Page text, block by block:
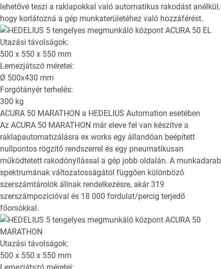
lehetővé teszi a raklapokkal való automatikus rakodást anélkül,
hogy korlátozná a gép munkaterületéhez való hozzáférést.
Utazási távolságok:
500 x 550 x 550 mm
Lemezjátszó méretei:
Ø 500x430 mm
Forgótányér terhelés:
300 kg
ACURA 50 MARATHON a HEDELIUS Automation esetében
Az ACURA 50 MARATHON már eleve fel van készítve a
raklapautomatizálásra ex works egy állandóan beépített
nullpontos rögzítő rendszerrel és egy pneumatikusan
működtetett rakodónyílással a gép jobb oldalán. A munkadarab
spektrumának változatosságától függően különböző
szerszámtárolók állnak rendelkezésre, akár 319
szerszámpozícióval és 18 000 fordulat/percig terjedő
főorsókkal.
Utazási távolságok:
500 x 550 x 550 mm